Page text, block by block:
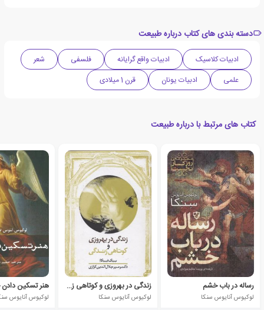
دسته بندی های کتاب درباره طبیعت
ادبیات کلاسیک ادبیات واقع گرایانه فلسفی
شعر
علمی
ادبیات یونان قرن 1 میلادی
کتاب های مرتبط با درباره طبیعت
رساله در باب خشم
لوکیوس آنایوس سنکا
زندگی در بهروزی و کوتاهی زندگی
لوکیوس آنایوس سنکا
هنر تسکین
لوکیوس آنایوس